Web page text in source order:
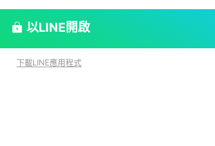
以LINE開啟
下載LINE應用程式